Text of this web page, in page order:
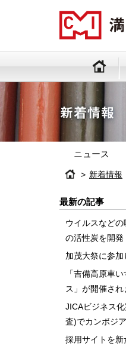
ニュース
新着情報
最新の記事
ウイルスなど
の活性炭を開発
加茂大祭に参加
「吉備高原車
ス」が開催され
JICAビジネス
査)でカンボジ
採用サイトを